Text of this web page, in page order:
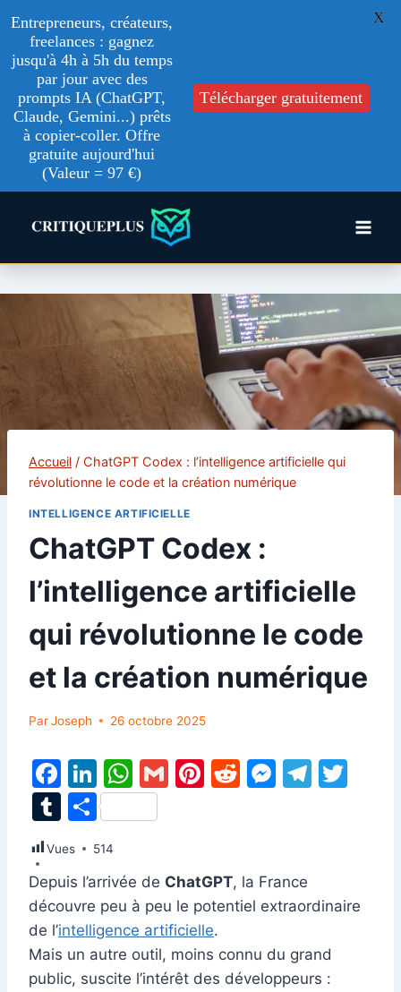
Accueil / ChatGPT Codex : l’intelligence artificielle qui
révolutionne le code et la création numérique
INTELLIGENCE ARTIFICIELLE
ChatGPT Codex :
l’intelligence artificielle
qui révolutionne le code
et la création numérique
ParJoseph 26 octobre 2025
F
a
c
e
b
o
o
k
Li
n
k
e
dI
n
W
h
at
A
p
p
G
Pi
st
R
t
M
e
n
g
er
T
m
T
m
bl
r
P
ar
ta
g
er
Vues 514
Depuis l’arrivée de ChatGPT, la France
découvre peu à peu le potentiel extraordinaire
de l’intelligence artificielle.
Mais un autre outil, moins connu du grand
public, suscite l’intérêt des développeurs :
Entrepreneurs, créateurs,
freelances : gagnez
jusqu'à 4h à 5h du temps
par jour avec des
prompts IA (ChatGPT,
Claude, Gemini...) prêts
à copier-coller. Offre
gratuite aujourd'hui
(Valeur = 97 €)
Télécharger gratuitement
X